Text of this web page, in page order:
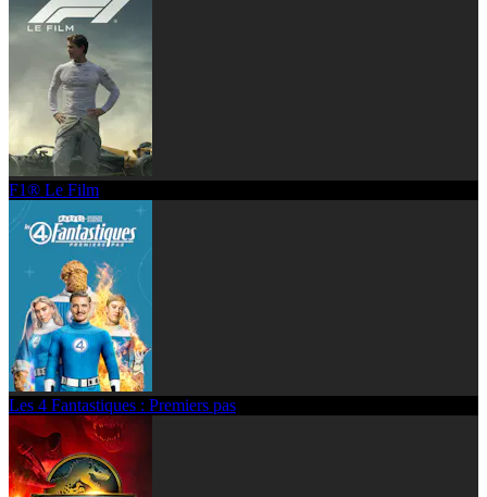
F1® Le Film
Les 4 Fantastiques : Premiers pas